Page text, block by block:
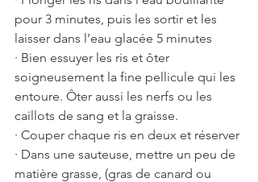
pour 3 minutes, puis les sortir et les
laisser dans l’eau glacée 5 minutes
· Bien essuyer les ris et ôter
soigneusement la fine pellicule qui les
entoure. Ôter aussi les nerfs ou les
caillots de sang et la graisse.
· Couper chaque ris en deux et réserver
· Dans une sauteuse, mettre un peu de
matière grasse, (gras de canard ou